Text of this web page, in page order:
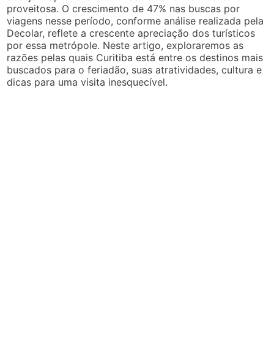
proveitosa. O crescimento de 47% nas buscas por
viagens nesse período, conforme análise realizada pela
Decolar, reflete a crescente apreciação dos turísticos
por essa metrópole. Neste artigo, exploraremos as
razões pelas quais Curitiba está entre os destinos mais
buscados para o feriadão, suas atratividades, cultura e
dicas para uma visita inesquecível.